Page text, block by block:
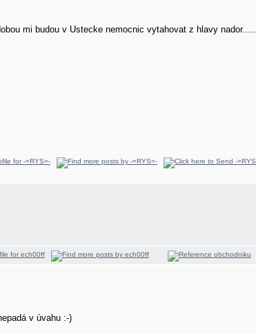
mi budou v Ustecke nemocnic vytahovat z hlavy nador.....
v úvahu :-)